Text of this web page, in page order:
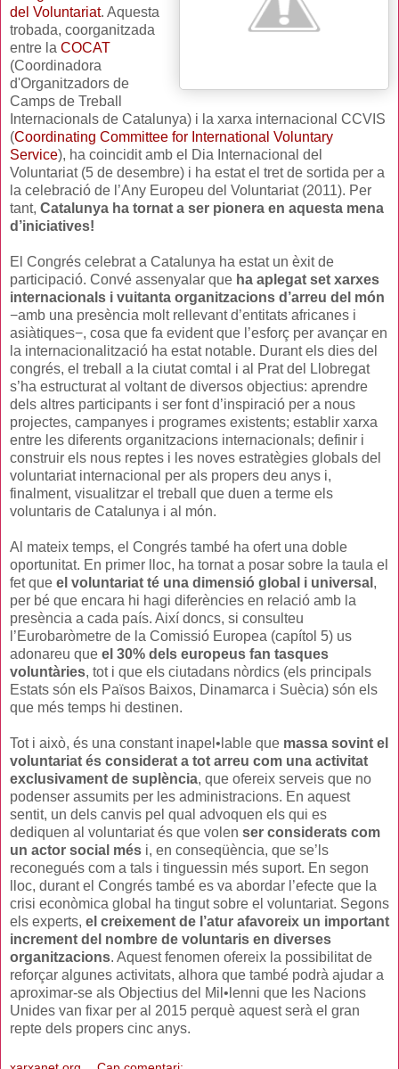
del Voluntariat. Aquesta
trobada, coorganitzada
entre la COCAT
(Coordinadora
d'Organitzadors de
Camps de Treball
Internacionals de Catalunya) i la xarxa internacional CCVIS
(Coordinating Committee for International Voluntary
Service), ha coincidit amb el Dia Internacional del
Voluntariat (5 de desembre) i ha estat el tret de sortida per a
la celebració de l’Any Europeu del Voluntariat (2011). Per
tant, Catalunya ha tornat a ser pionera en aquesta mena
d’iniciatives!
El Congrés celebrat a Catalunya ha estat un èxit de
participació. Convé assenyalar que ha aplegat set xarxes
internacionals i vuitanta organitzacions d’arreu del món
−amb una presència molt rellevant d’entitats africanes i
asiàtiques−, cosa que fa evident que l’esforç per avançar en
la internacionalització ha estat notable. Durant els dies del
congrés, el treball a la ciutat comtal i al Prat del Llobregat
s’ha estructurat al voltant de diversos objectius: aprendre
dels altres participants i ser font d’inspiració per a nous
projectes, campanyes i programes existents; establir xarxa
entre les diferents organitzacions internacionals; definir i
construir els nous reptes i les noves estratègies globals del
voluntariat internacional per als propers deu anys i,
finalment, visualitzar el treball que duen a terme els
voluntaris de Catalunya i al món.
Al mateix temps, el Congrés també ha ofert una doble
oportunitat. En primer lloc, ha tornat a posar sobre la taula el
fet que el voluntariat té una dimensió global i universal ,
per bé que encara hi hagi diferències en relació amb la
presència a cada país. Així doncs, si consulteu
l’Eurobaròmetre de la Comissió Europea (capítol 5) us
adonareu que el 30% dels europeus fan tasques
voluntàries, tot i que els ciutadans nòrdics (els principals
Estats són els Països Baixos, Dinamarca i Suècia) són els
que més temps hi destinen.
Tot i això, és una constant inapel•lable que massa sovint el
voluntariat és considerat a tot arreu com una activitat
exclusivament de suplència, que ofereix serveis que no
podenser assumits per les administracions. En aquest
sentit, un dels canvis pel qual advoquen els qui es
dediquen al voluntariat és que volen ser considerats com
un actor social més i, en conseqüència, que se’ls
reconegués com a tals i tinguessin més suport. En segon
lloc, durant el Congrés també es va abordar l’efecte que la
crisi econòmica global ha tingut sobre el voluntariat. Segons
els experts, el creixement de l’atur afavoreix un important
increment del nombre de voluntaris en diverses
organitzacions. Aquest fenomen ofereix la possibilitat de
reforçar algunes activitats, alhora que també podrà ajudar a
aproximar-se als Objectius del Mil•lenni que les Nacions
Unides van fixar per al 2015 perquè aquest serà el gran
repte dels propers cinc anys.